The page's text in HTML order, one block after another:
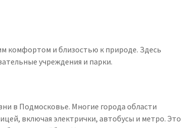
комфортом и близостью к природе. Здесь
учреждения и парки.
в Подмосковье. Многие города области
включая электрички, автобусы и метро. Это